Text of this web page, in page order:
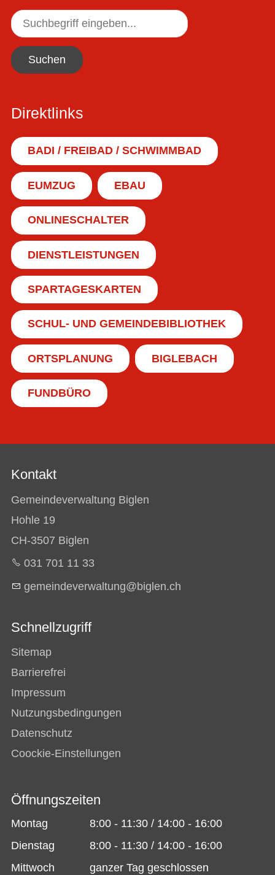
Direktlinks
BADI / FREIBAD / SCHWIMMBAD
EUMZUG EBAU
ONLINESCHALTER
DIENSTLEISTUNGEN
SPARTAGESKARTEN
SCHUL- UND GEMEINDEBIBLIOTHEK
ORTSPLANUNG BIGLEBACH
FUNDBÜRO
Suchen
Kontakt
Gemeindeverwaltung Biglen
Hohle 19
CH-3507 Biglen
031 701 11 33
g m nd v rw lt ng b gl n ch
Schnellzugriff
Sitemap
Barrierefrei
Impressum
Nutzungsbedingungen
Datenschutz
Coockie-Einstellungen
Öffnungszeiten
Montag
8:00 - 11:30 / 14:00 - 16:00
Dienstag
8:00 - 11:30 / 14:00 - 16:00
Mittwoch
ganzer Tag geschlossen